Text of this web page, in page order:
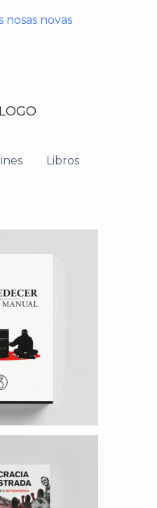
nosas novas
Libros